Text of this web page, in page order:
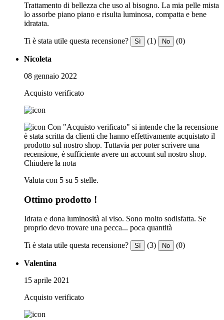
Trattamento di bellezza che uso al bisogno. La mia pelle mista
lo assorbe piano piano e risulta luminosa, compatta e bene
idratata.
Ti è stata utile questa recensione? Sì (1) No (0)
Nicoleta
08 gennaio 2022
Acquisto verificato
Con "Acquisto verificato" si intende che la recensione
è stata scritta da clienti che hanno effettivamente acquistato il
prodotto sul nostro shop. Tuttavia per poter scrivere una
recensione, è sufficiente avere un account sul nostro shop.
Chiudere la nota
Valuta con 5 su 5 stelle.
Ottimo prodotto !
Idrata e dona luminosità al viso. Sono molto sodisfatta. Se
proprio devo trovare una pecca... poca quantità
Ti è stata utile questa recensione? Sì (3) No (0)
Valentina
15 aprile 2021
Acquisto verificato